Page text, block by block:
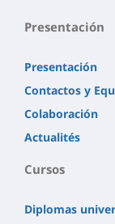
Presentación
Presentación
Contactos y
Colaboración
Actualités
Cursos
Diplomas